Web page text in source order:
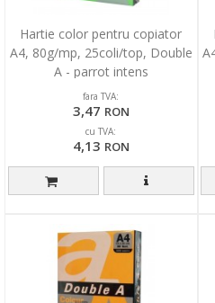
Hartie color pentru copiator
A4, 80g/mp, 25coli/top, Double
A - parrot intens
fara TVA:
3,47 RON
cu TVA:
4,13 RON